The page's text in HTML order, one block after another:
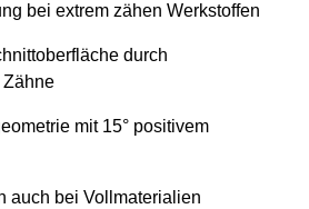
bei extrem zähen Werkstoffen
durch
Zähne
mit 15° positivem
auch bei Vollmaterialien